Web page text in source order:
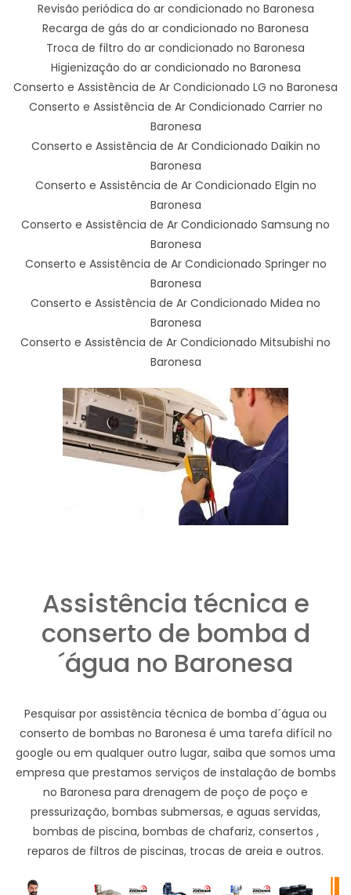
Revisão periódica do ar condicionado no Baronesa
Recarga de gás do ar condicionado no Baronesa
Troca de filtro do ar condicionado no Baronesa
Higienização do ar condicionado no Baronesa
Conserto e Assistência de Ar Condicionado LG no Baronesa
Conserto e Assistência de Ar Condicionado Carrier no
Baronesa
Conserto e Assistência de Ar Condicionado Daikin no
Baronesa
Conserto e Assistência de Ar Condicionado Elgin no
Baronesa
Conserto e Assistência de Ar Condicionado Samsung no
Baronesa
Conserto e Assistência de Ar Condicionado Springer no
Baronesa
Conserto e Assistência de Ar Condicionado Midea no
Baronesa
Conserto e Assistência de Ar Condicionado Mitsubishi no
Baronesa
Assistência técnica e
conserto de bomba d
´água no Baronesa
Pesquisar por assistência técnica de bomba d´água ou
conserto de bombas no Baronesa é uma tarefa difícil no
google ou em qualquer outro lugar, saiba que somos uma
empresa que prestamos serviços de instalação de bombs
no Baronesa para drenagem de poço de poço e
pressurização, bombas submersas, e aguas servidas,
bombas de piscina, bombas de chafariz, consertos ,
reparos de filtros de piscinas, trocas de areia e outros.